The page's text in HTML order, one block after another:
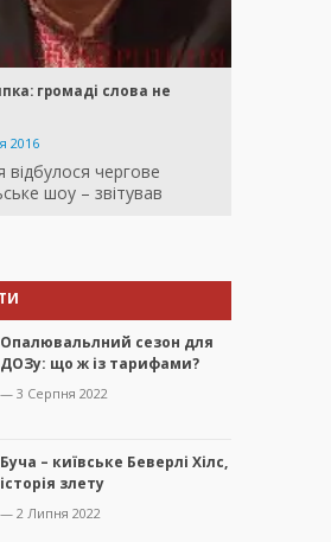
громаді слова не
2016
відбулося чергове
шоу – звітував
Опалювальлний сезон для
ДОЗу: що ж із тарифами?
— 3 Серпня 2022
Буча – київське Беверлі Хілс,
історія злету
— 2 Липня 2022